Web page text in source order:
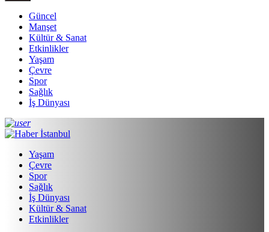
Güncel
Manşet
Kültür & Sanat
Etkinlikler
Yaşam
Çevre
Spor
Sağlık
İş Dünyası
Yaşam
Çevre
Spor
Sağlık
İş Dünyası
Kültür & Sanat
Etkinlikler